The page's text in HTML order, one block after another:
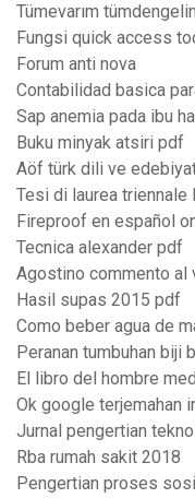
Tümevarım
Fungsi quick access
Forum anti nova
Contabilidad basica
Sap anemia pada ibu
Buku minyak atsiri pdf
Aöf türk dili ve
Tesi di laurea
Fireproof en español
Tecnica alexander pdf
Agostino commento al
Hasil supas 2015 pdf
Como beber agua de
Peranan tumbuhan biji
El libro del hombre
Ok google terjemahan
Jurnal pengertian
Rba rumah sakit 2018
Pengertian proses